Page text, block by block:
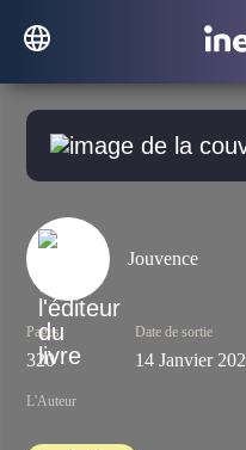
Jouvence
Pages
320
Date de sortie
14 Janvier
L'Auteur